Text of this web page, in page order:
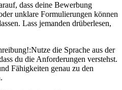
dass deine Bewerbung
unklare Formulierungen können
Lass jemanden drüberlesen,
Nutze die Sprache aus der
du die Anforderungen verstehst.
Fähigkeiten genau zu den